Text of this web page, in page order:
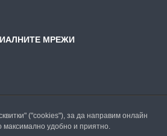
МРЕЖИ
("cookies"), за да направим онлайн
максимално удобно и приятно.